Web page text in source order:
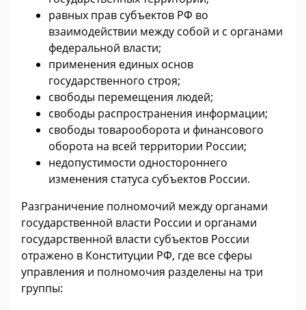
равных прав субъектов РФ во
взаимодействии между собой и с органами
федеральной власти;
применения единых основ
государственного строя;
свободы перемещения людей;
свободы распространения информации;
свободы товарооборота и финансового
оборота на всей территории России;
недопустимости одностороннего
изменения статуса субъектов России.
Разграничение полномочий между органами
государственной власти России и органами
государственной власти субъектов России
отражено в Конституции РФ, где все сферы
управления и полномочия разделены на три
группы: